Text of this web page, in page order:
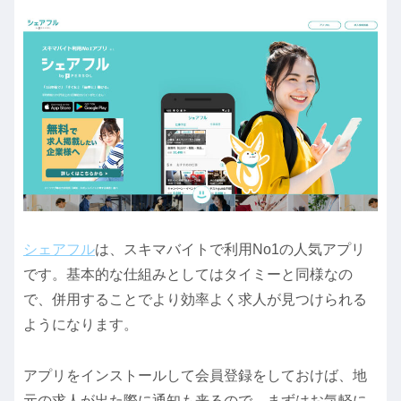
シェアフルは、スキマバイトで利用No1の人気アプリ
です。基本的な仕組みとしてはタイミーと同様なの
で、併用することでより効率よく求人が見つけられる
ようになります。
アプリをインストールして会員登録をしておけば、地